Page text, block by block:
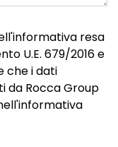
resa
U.E. 679/2016 e
che i dati
da Rocca Group